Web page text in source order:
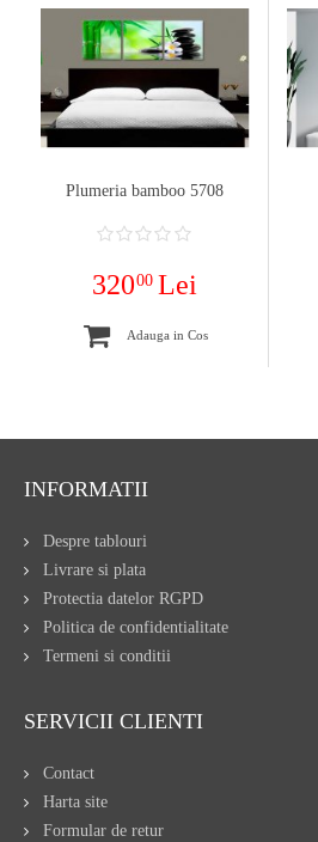
Plumeria bamboo 5708
32000Lei
Adauga in Cos
INFORMATII
Despre tablouri
Livrare si plata
Protectia datelor RGPD
Politica de confidentialitate
Termeni si conditii
SERVICII CLIENTI
Contact
Harta site
Formular de retur